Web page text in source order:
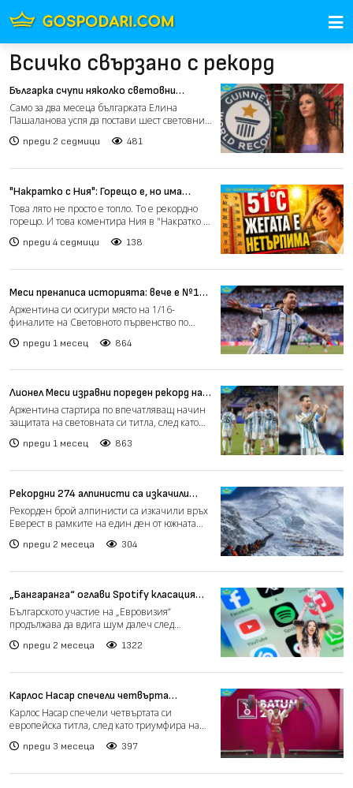
Всичко свързано с рекорд
Българка счупи няколко световни
рекорда само за два месеца (видео)
Само за два месеца българката Елина
Пашаланова успя да постави шест световни
преди 2 седмици 481
"Накратко с Ния": Горещо е, но има
какво да направим срещу жегата (видео)
Това лято не просто е топло. То е рекордно
горещо. И това коментира Ния в "Накратко с
преди 4 седмици 138
Меси пренаписа историята: вече е №1
по голове на световни първенства
Аржентина си осигури място на 1/16-
финалите на Световното първенство по
преди 1 месец 864
Лионел Меси изравни пореден рекорд на
световното след победа на Аржентина
Аржентина стартира по впечатляващ начин
защитата на световната си титла, след като
преди 1 месец 863
Рекордни 274 алпинисти са изкачили
Еверест за ден
Рекорден брой алпинисти са изкачили връх
Еверест в рамките на един ден от южната
преди 2 месеца 304
„Бангаранга“ оглави Spotify класацията
на „Евровизия“
Българското участие на „Евровизия“
продължава да вдига шум далеч след
преди 2 месеца 1322
Карлос Насар спечели четвърта
европейска титла
Карлос Насар спечели четвъртата си
европейска титла, след като триумфира на
преди 3 месеца 397